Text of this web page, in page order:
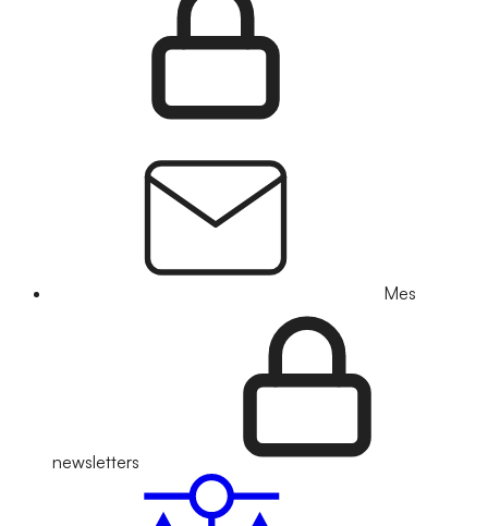
Mes
newsletters